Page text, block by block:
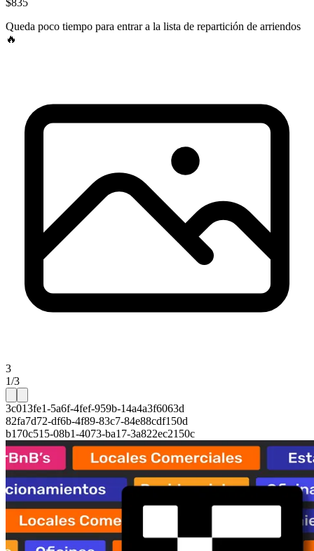
$835
Queda poco tiempo para entrar a la lista de repartición de arriendos
🔥
3
1/3
3c013fe1-5a6f-4fef-959b-14a4a3f6063d
82fa7d72-df6b-4f89-83c7-84e88cdf150d
b170c515-08b1-4073-ba17-3a822ec2150c